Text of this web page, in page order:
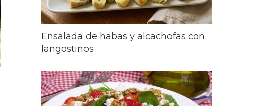
Ensalada de habas y alcachofas con
langostinos